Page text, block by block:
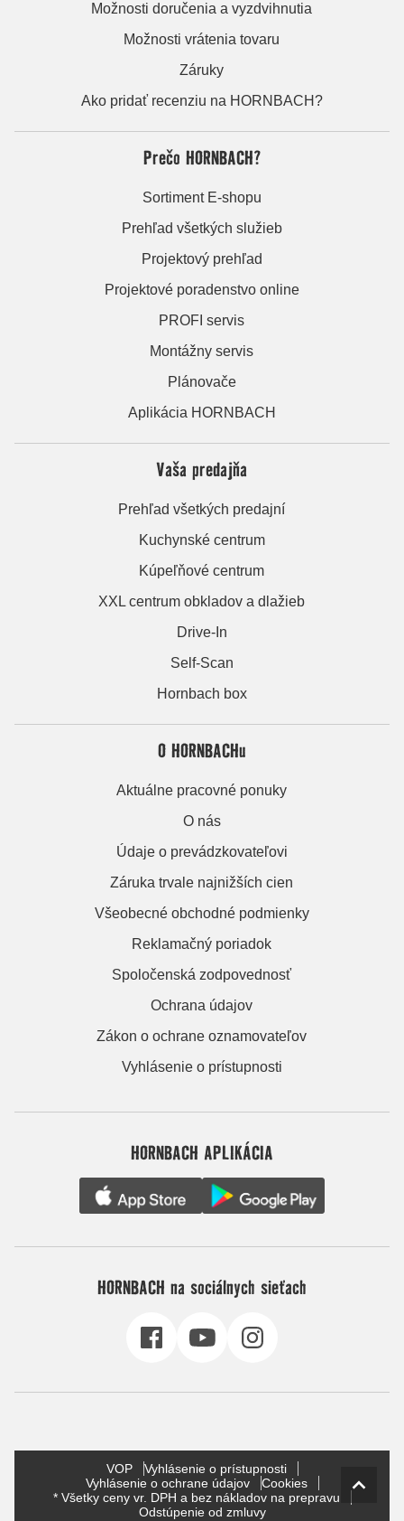
Možnosti doručenia a vyzdvihnutia
Možnosti vrátenia tovaru
Záruky
Ako pridať recenziu na HORNBACH?
Prečo HORNBACH?
Sortiment E-shopu
Prehľad všetkých služieb
Projektový prehľad
Projektové poradenstvo online
PROFI servis
Montážny servis
Plánovače
Aplikácia HORNBACH
Vaša predajňa
Prehľad všetkých predajní
Kuchynské centrum
Kúpeľňové centrum
XXL centrum obkladov a dlažieb
Drive-In
Self-Scan
Hornbach box
O HORNBACHu
Aktuálne pracovné ponuky
O nás
Údaje o prevádzkovateľovi
Záruka trvale najnižších cien
Všeobecné obchodné podmienky
Reklamačný poriadok
Spoločenská zodpovednosť
Ochrana údajov
Zákon o ochrane oznamovateľov
Vyhlásenie o prístupnosti
HORNBACH APLIKÁCIA
HORNBACH na sociálnych sieťach
VOP
Vyhlásenie o prístupnosti
Vyhlásenie o ochrane údajov
Cookies
* Všetky ceny vr. DPH a bez nákladov na prepravu
Odstúpenie od zmluvy